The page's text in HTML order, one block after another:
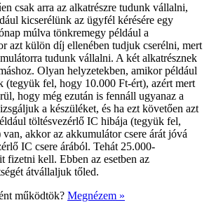
csak arra az alkatrészre tudunk vállalni,
kicserélünk az ügyfél kérésére egy
múlva tönkremegy például a
azt külön díj ellenében tudjuk cserélni, mert
tudunk vállalni. A két alkatrésznek
Olyan helyzetekben, amikor például
(tegyük fel, hogy 10.000 Ft-ért), azért mert
hogy még ezután is fennáll ugyanaz a
a készüléket, és ha ezt követően azt
töltésvezérlő IC hibája (tegyük fel,
akkor az akkumulátor csere árát jóvá
IC csere árából. Tehát 25.000-
fizetni kell. Ebben az esetben az
átvállaljuk tőled.
működtök? Megnézem »